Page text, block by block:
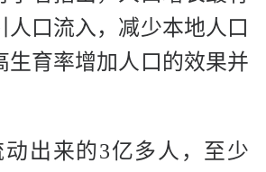
人口流入，减少本地人口
生育率增加人口的效果并
出来的3亿多人，至少